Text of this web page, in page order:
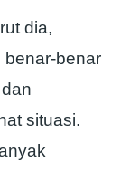
dia,
benar
situasi.